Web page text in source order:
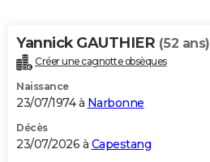
Alimentation
Guide de la santé
Maladies
Médicaments
Sommeil
VOYAGE
Destinations
City break
Voyage nature
Voyage de noces
Forum
Climat
+PHOTO
GUIDES D'ACHAT
Yannick GAUTHIER (52 ans)
Créer une cagnotte obsèques
Naissance
23/07/1974 à Narbonne
Décès
23/07/2026 à Capestang